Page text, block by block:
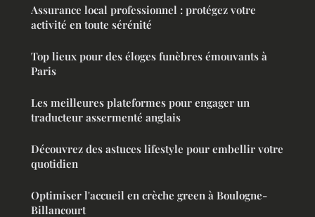
Assurance local professionnel : protégez votre
activité en toute sérénité
Top lieux pour des éloges funèbres émouvants à
Paris
Les meilleures plateformes pour engager un
traducteur assermenté anglais
Découvrez des astuces lifestyle pour embellir votre
quotidien
Optimiser l'accueil en crèche green à Boulogne-
Billancourt